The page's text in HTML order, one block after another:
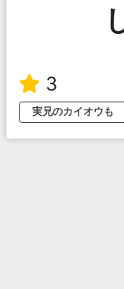
3
実兄のカイオウも